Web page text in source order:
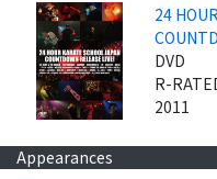
24
DVD
R-
2011
Appearances